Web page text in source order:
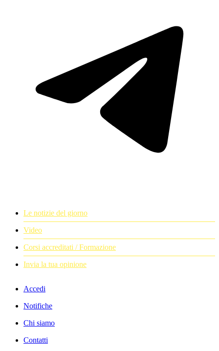
Le notizie del giorno
Video
Corsi accreditati / Formazione
Invia la tua opinione
Accedi
Notifiche
Chi siamo
Contatti